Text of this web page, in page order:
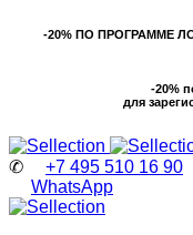
-20% ПО ПРОГРАММЕ
-20%
для
✆ +7 495 510 16 90
WhatsApp